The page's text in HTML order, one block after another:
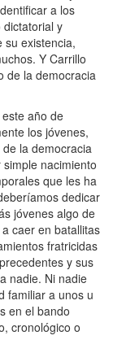
a los
dictatorial y
su existencia,
Y Carrillo
de la democracia
año de
los jóvenes,
la democracia
nacimiento
que les ha
dedicar
jóvenes algo de
caer en batallitas
fratricidas
y sus
nadie. Ni nadie
familiar a unos u
en el bando
cronológico o